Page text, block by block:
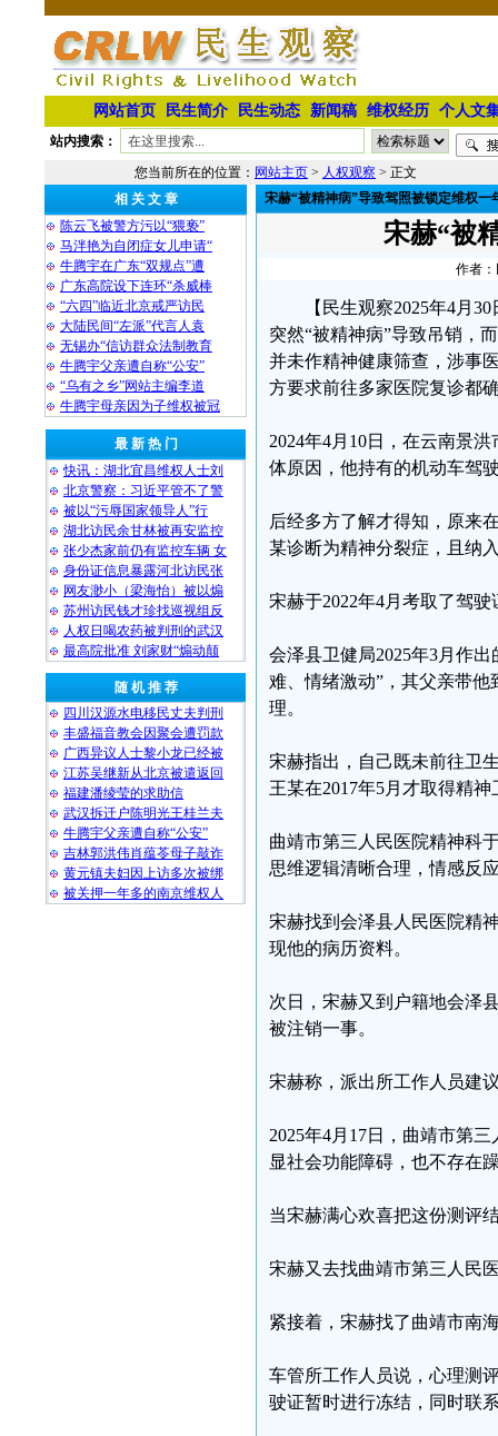
网站首页 民生简介 民生动态 新闻稿 维权经历 个人文
站内搜索：
您当前所在的位置： 网站主页 > 人权观察 > 正文
相 关 文 章
陈云飞被警方污以“猥亵”
马泮艳为自闭症女儿申请“
牛腾宇在广东“双规点”遭
广东高院设下连环“杀威棒
“六四”临近北京戒严访民
大陆民间“左派”代言人袁
无锡办“信访群众法制教育
牛腾宇父亲遭自称“公安”
“乌有之乡”网站主编李道
牛腾宇母亲因为子维权被冠
最 新 热 门
快讯：湖北宜昌维权人士刘
北京警察：习近平管不了警
被以“污辱国家领导人”行
湖北访民余甘林被再安监控
张少杰家前仍有监控车辆 女
身份证信息暴露河北访民张
网友渺小（梁海怡）被以煽
苏州访民钱才珍找巡视组反
人权日喝农药被判刑的武汉
最高院批准 刘家财“煽动颠
随 机 推 荐
四川汉源水电移民丈夫判刑
丰盛福音教会因聚会遭罚款
广西异议人士黎小龙已经被
江苏吴继新从北京被遣返回
福建潘绫莹的求助信
武汉拆迁户陈明光王桂兰夫
牛腾宇父亲遭自称“公安”
吉林郭洪伟肖蕴苓母子敲诈
黄元镇夫妇因上访多次被绑
被关押一年多的南京维权人
宋赫“被精神病”导致驾照被锁定维权一
宋赫“被
作者：
【民生观察2025年4月
突然“被精神病”导致吊销，
并未作精神健康筛查，涉事
方要求前往多家医院复诊都
2024年4月10日，在云南景
体原因，他持有的机动车驾
后经多方了解才得知，原来
某诊断为精神分裂症，且纳
宋赫于2022年4月考取了驾
会泽县卫健局2025年3月作
难、情绪激动”，其父亲带
理。
宋赫指出，自己既未前往卫
王某在2017年5月才取得精
曲靖市第三人民医院精神科
思维逻辑清晰合理，情感反
宋赫找到会泽县人民医院精
现他的病历资料。
次日，宋赫又到户籍地会泽
被注销一事。
宋赫称，派出所工作人员建
2025年4月17日，曲靖市第
显社会功能障碍，也不存在
当宋赫满心欢喜把这份测评
宋赫又去找曲靖市第三人民
紧接着，宋赫找了曲靖市南
车管所工作人员说，心理测
驶证暂时进行冻结，同时联